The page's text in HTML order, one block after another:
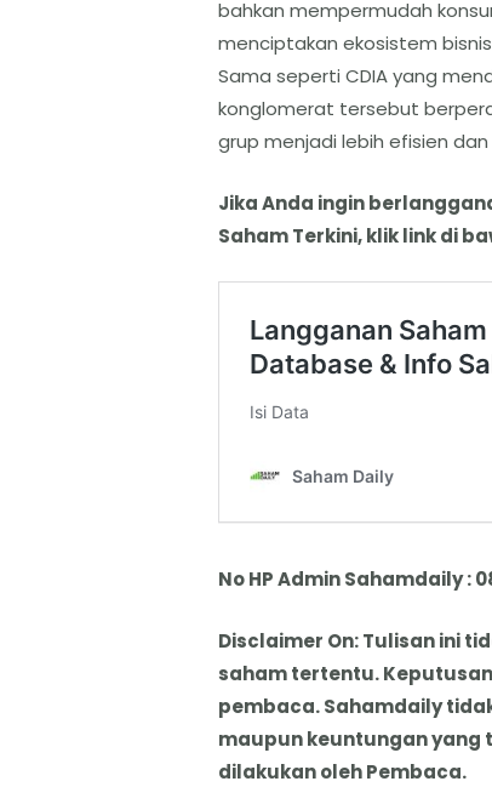
bahkan mempermudah
menciptakan ekosistem
​Sama seperti CDIA yang
konglomerat tersebut
grup menjadi lebih efisien
Jika Anda ingin
Saham Terkini, klik link di
No HP Admin Sahamdaily :
Disclaimer On: Tulisan ini
saham tertentu.
pembaca. Sahamdaily
maupun keuntungan yang
dilakukan oleh Pembaca.